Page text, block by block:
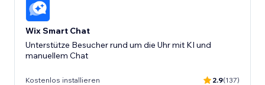
Wix Smart Chat
Unterstütze Besucher rund um die Uhr mit KI und
manuellem Chat
Kostenlos installieren 2.9(137)